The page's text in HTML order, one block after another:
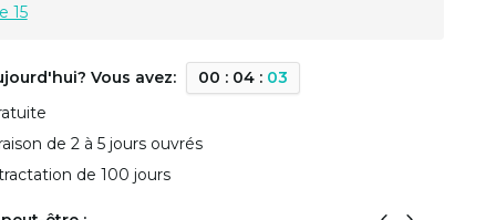
15
Vous avez: 00 : 04: 02
de 2 à 5 jours ouvrés
de 100 jours